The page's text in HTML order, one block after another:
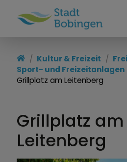
Kultur & Freizeit
Sport- und Freizeitanlagen
Grillplatz am Leitenberg
Grillplatz am
Leitenberg